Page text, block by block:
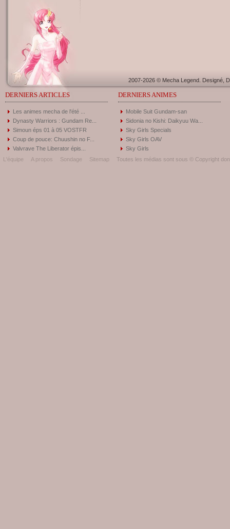
2007-2026 © Mecha Legend. Designé,
DERNIERS ARTICLES
Les animes mecha de l'été ...
Dynasty Warriors : Gundam Re...
Simoun éps 01 à 05 VOSTFR
Coup de pouce: Chuushin no F...
Valvrave The Liberator épis...
DERNIERS ANIMES
Mobile Suit Gundam-san
Sidonia no Kishi: Daikyuu Wa...
Sky Girls Specials
Sky Girls OAV
Sky Girls
L'équipe
A propos Sondage Sitemap Toutes les médias sont sous © Copyright